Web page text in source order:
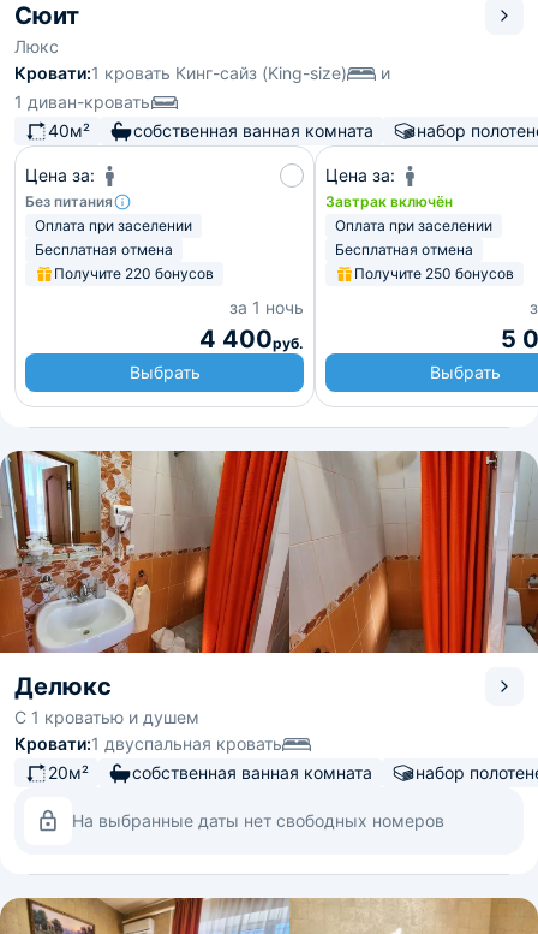
Сюит
Люкс
Кровати:1 кровать Кинг-сайз (King-size)
и
1 диван-кровать
40м²
собственная ванная комната набор
Цена за:
Без питания
Оплата при заселении
Бесплатная отмена
Получите 220 бонусов
за 1 ночь
4 400руб.
Выбрать
Цена за:
Завтрак включён
Оплата при заселении
Бесплатная отмена
Получите 250 бонусов
5
Выбрать
Делюкс
С 1 кроватью и душем
Кровати:1 двуспальная кровать
20м²
собственная ванная комната набор
На выбранные даты нет свободных номеров